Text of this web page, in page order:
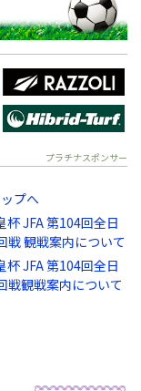
プラチナスポンサー
プへ
杯 JFA 第104回全日
戦 観戦案内について
杯 JFA 第104回全日
戦観戦案内について